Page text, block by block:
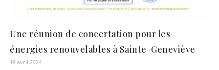
Une réunion de concertation pour les
énergies renouvelables à Sainte-Geneviève
18 avril 2024